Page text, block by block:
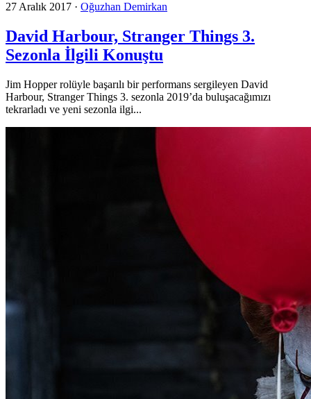
27 Aralık 2017 · Oğuzhan Demirkan
David Harbour, Stranger Things 3.
Sezonla İlgili Konuştu
Jim Hopper rolüyle başarılı bir performans sergileyen David
Harbour, Stranger Things 3. sezonla 2019’da buluşacağımızı
tekrarladı ve yeni sezonla ilgi...